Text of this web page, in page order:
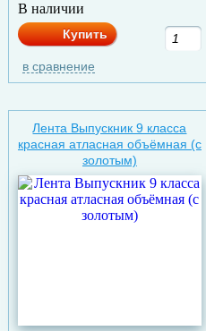
В наличии
Купить
в сравнение
Лента Выпускник 9 класса
красная атласная объёмная (с
золотым)